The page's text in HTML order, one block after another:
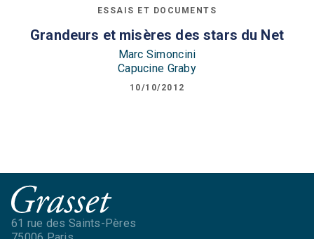
ESSAIS ET DOCUMENTS
Grandeurs et misères des stars du Net
Marc Simoncini
Capucine Graby
10/10/2012
61 rue des Saints-Pères